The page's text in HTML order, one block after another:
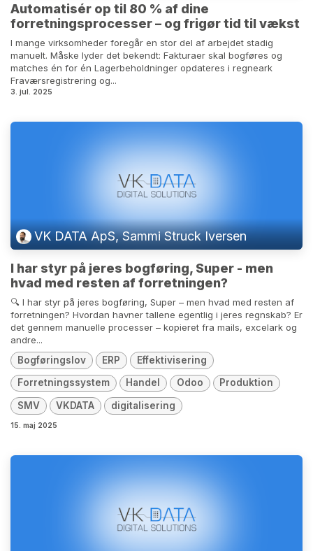
Automatisér op til 80 % af dine
forretningsprocesser – og frigør tid til vækst
I mange virksomheder foregår en stor del af arbejdet stadig
manuelt. Måske lyder det bekendt: Fakturaer skal bogføres og
matches én for én Lagerbeholdninger opdateres i regneark
Fraværsregistrering og...
3. jul. 2025
VK DATA ApS, Sammi Struck Iversen
I har styr på jeres bogføring, Super - men
hvad med resten af forretningen?
🔍 I har styr på jeres bogføring, Super – men hvad med resten af
forretningen? Hvordan havner tallene egentlig i jeres regnskab? Er
det gennem manuelle processer – kopieret fra mails, excelark og
andre...
Bogføringslov
ERP Effektivisering
Forretningssystem Handel Odoo Produktion
SMV VKDATA digitalisering
15. maj 2025